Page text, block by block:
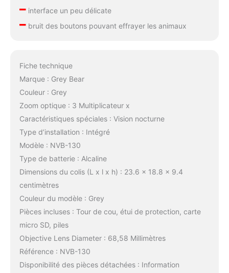
–interface un peu délicate
–bruit des boutons pouvant effrayer les animaux
Fiche technique
Marque : Grey Bear
Couleur : Grey
Zoom optique : 3 Multiplicateur x
Caractéristiques spéciales : Vision nocturne
Type d’installation : Intégré
Modèle : NVB-130
Type de batterie : Alcaline
Dimensions du colis (L x l x h) : 23.6 x 18.8 x 9.4
centimètres
Couleur du modèle : Grey
Pièces incluses : Tour de cou, étui de protection, carte
micro SD, piles
Objective Lens Diameter : 68,58 Millimètres
Référence : NVB-130
Disponibilité des pièces détachées : Information